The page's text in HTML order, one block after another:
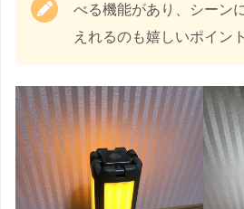
べる機能があり、シーン
えれるのも嬉しいポイン